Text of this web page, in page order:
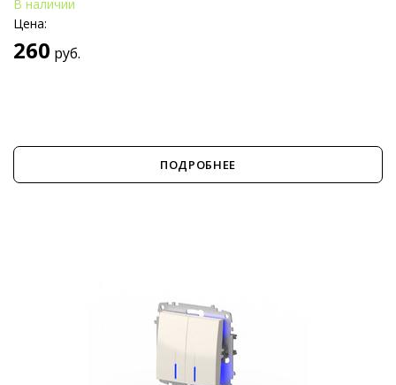
В наличии
Цена:
260 руб.
ПОДРОБНЕЕ